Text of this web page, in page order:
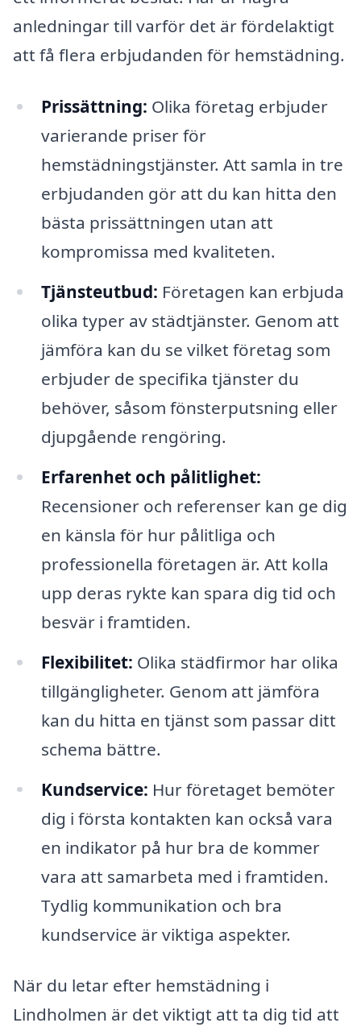
anledningar till varför det är fördelaktigt
att få flera erbjudanden för hemstädning.
Prissättning: Olika företag erbjuder
varierande priser för
hemstädningstjänster. Att samla in tre
erbjudanden gör att du kan hitta den
bästa prissättningen utan att
kompromissa med kvaliteten.
Tjänsteutbud: Företagen kan erbjuda
olika typer av städtjänster. Genom att
jämföra kan du se vilket företag som
erbjuder de specifika tjänster du
behöver, såsom fönsterputsning eller
djupgående rengöring.
Erfarenhet och pålitlighet:
Recensioner och referenser kan ge dig
en känsla för hur pålitliga och
professionella företagen är. Att kolla
upp deras rykte kan spara dig tid och
besvär i framtiden.
Flexibilitet: Olika städfirmor har olika
tillgängligheter. Genom att jämföra
kan du hitta en tjänst som passar ditt
schema bättre.
Kundservice: Hur företaget bemöter
dig i första kontakten kan också vara
en indikator på hur bra de kommer
vara att samarbeta med i framtiden.
Tydlig kommunikation och bra
kundservice är viktiga aspekter.
När du letar efter hemstädning i
Lindholmen är det viktigt att ta dig tid att